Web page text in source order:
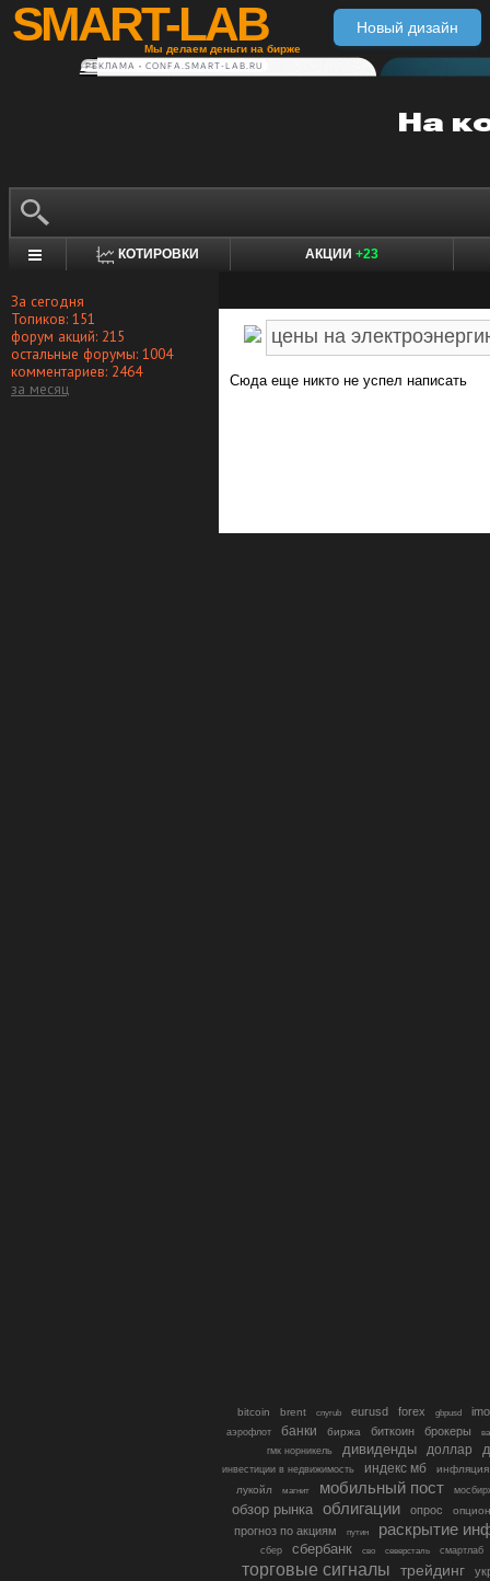
SMART-LAB
Мы делаем деньги на бирже
Новый дизайн
РЕКЛАМА • CONFA.SMART-LAB.RU
КОТИРОВКИ АКЦИИ +23
За сегодня
Топиков: 151
форум акций: 215
остальные форумы: 1004
комментариев: 2464
за месяц
Сюда еще никто не успел написать
bitcoin brent cnyrub eurusd forex gbpusd
аэрофлот банки биржа биткоин брокеры
гмк норникель
дивиденды доллар
инвестиции в недвижимость индекс мб
инфляция
лукойл
магнит мобильный пост
обзор рынка облигации опрос
прогноз по акциям путин раскрытие
сбер сбербанк сво северсталь смартлаб
торговые сигналы трейдинг